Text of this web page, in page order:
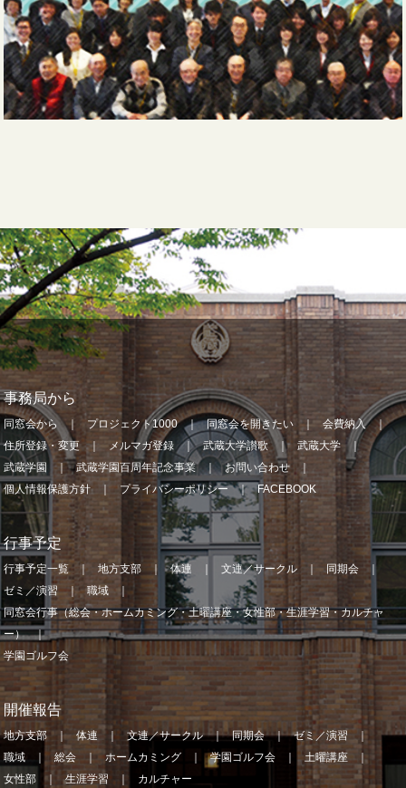
事務局から
同窓会から プロジェクト1000 同窓会を開きたい
会費納入
住所登録・変更
メルマガ登録 武蔵大学讃歌
武蔵大学
武蔵学園
武蔵学園百周年記念事業
お問い合わせ
個人情報保護方針
プライバシーポリシー FACEBOOK
行事予定
行事予定一覧 地方支部 体連 文連／サークル
同期会
ゼミ／演習
職域
同窓会行事（総会・ホームカミング・土曜講座・女性部・生涯学習・カルチャ
ー）
学園ゴルフ会
開催報告
地方支部 体連 文連／サークル 同期会
ゼミ／演習
職域
総会 ホームカミング 学園ゴルフ会
土曜講座
女性部
生涯学習 カルチャー